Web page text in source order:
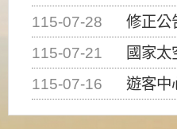
115-07-28
修正公告「墾丁國家公
115-07-21
國家太空中心為辦理2026
115-07-16
遊客中